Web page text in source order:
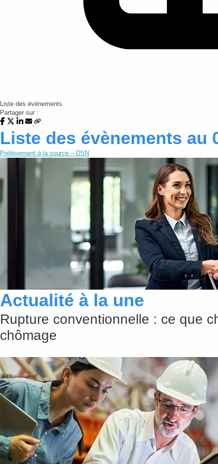
Liste des évènements
Partager sur :
Liste des évènements au
Prélèvement à la source – DSN
Actualité à la une
Rupture conventionnelle : ce que
chômage